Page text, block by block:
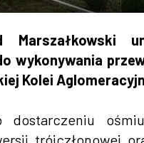
wykonywania
Kolei
trójczłonowej